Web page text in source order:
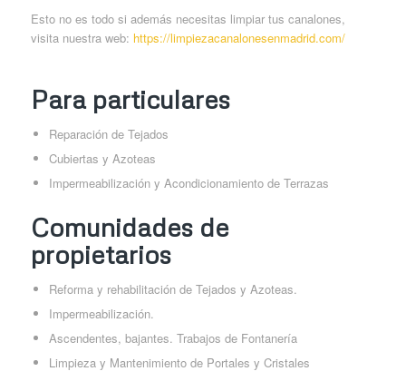
Esto no es todo si además necesitas limpiar tus canalones,
visita nuestra web: https://limpiezacanalonesenmadrid.com/
Para particulares
Reparación de Tejados
Cubiertas y Azoteas
Impermeabilización y Acondicionamiento de Terrazas
Comunidades de
propietarios
Reforma y rehabilitación de Tejados y Azoteas.
Impermeabilización.
Ascendentes, bajantes. Trabajos de Fontanería
Limpieza y Mantenimiento de Portales y Cristales